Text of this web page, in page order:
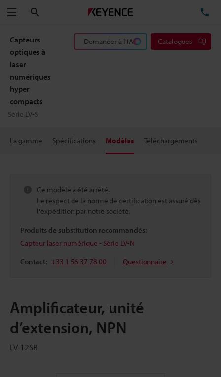
Menu
Capteurs
optiques à
laser
numériques
hyper
compacts
Série LV-S
Demander à l'IA Catalogues
La gamme Spécifications Modèles Téléchargements
Ce modèle a été arrêté.
Le respect de la norme de certification est assuré dès
l'expédition par notre société.
Produits de substitution recommandés:
Capteur laser numérique - Série LV-N
Contact: +33 1 56 37 78 00 Questionnaire
Amplificateur, unité
d’extension, NPN
LV-12SB